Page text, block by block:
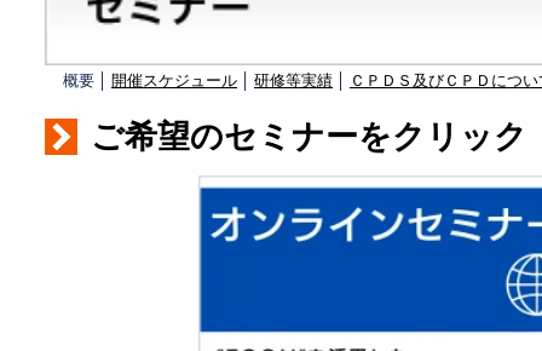
概要 │ 開催スケジュール 研修等実績 ＣＰＤＳ及びＣＰＤにつ
ご希望のセミナーをクリック